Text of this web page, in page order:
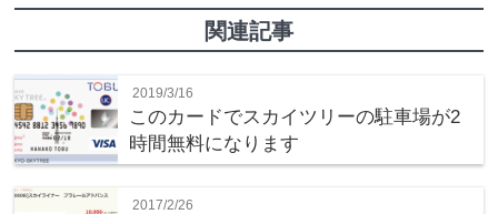
関連記事
2019/3/16
このカードでスカイツリーの駐車場が2
時間無料になります
2017/2/26